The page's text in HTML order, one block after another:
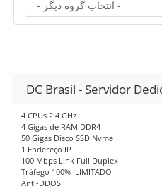
DC Brasil - Servidor
4 CPUs 2.4 GHz
4 Gigas de RAM DDR4
50 Gigas Disco SSD Nvme
1 Endereço IP
100 Mbps Link Full Duplex
Tráfego 100% ILIMITADO
Anti-DDOS